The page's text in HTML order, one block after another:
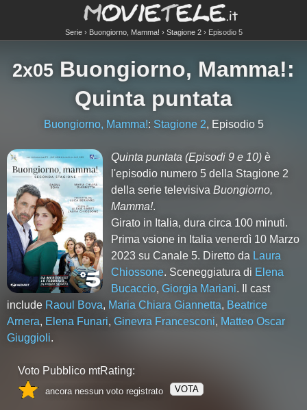
Serie Buongiorno, Mamma! Stagione 2 Episodio 5
2x05 Buongiorno, Mamma!:
Quinta puntata
Buongiorno, Mamma!: Stagione 2, Episodio 5
Quinta puntata (Episodi 9 e 10) è
l'episodio numero 5 della Stagione 2
della serie televisivaBuongiorno,
Mamma!.
Girato in Italia, dura circa 100 minuti.
Prima vsione in Italia venerdì 10 Marzo
2023 su Canale 5. Diretto da Laura
Chiossone. Sceneggiatura di Elena
Bucaccio,Giorgia Mariani. Il cast
include Raoul Bova, Maria Chiara Giannetta, Beatrice
Arnera, Elena Funari, Ginevra Francesconi, Matteo Oscar
Giuggioli.
Voto Pubblico mtRating:
ancora nessun voto registrato VOTA